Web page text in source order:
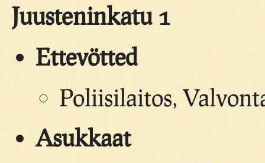
Juusteninkatu 1
Ettevötted
Poliisilaitos,
Asukkaat